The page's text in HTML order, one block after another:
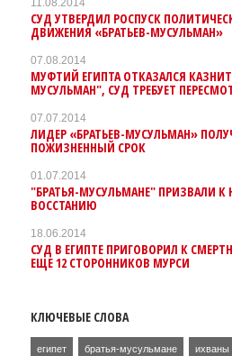
СУД УТВЕРДИЛ РОСПУСК
ДВИЖЕНИЯ «БРАТЬЕВ-МУСУЛЬМАН»
07.08.2014
МУФТИЙ ЕГИПТА ОТКАЗАЛСЯ
МУСУЛЬМАН", СУД ТРЕБУЕТ
07.07.2014
ЛИДЕР «БРАТЬЕВ-МУСУЛЬМАН»
ПОЖИЗНЕННЫЙ СРОК
01.07.2014
"БРАТЬЯ-МУСУЛЬМАНЕ" ПРИЗВАЛИ
ВОССТАНИЮ
18.06.2014
СУД В ЕГИПТЕ ПРИГОВОРИЛ К
ЕЩЕ 12 СТОРОННИКОВ МУРСИ
КЛЮЧЕВЫЕ СЛОВА
египет братья-мусульмане ихваны